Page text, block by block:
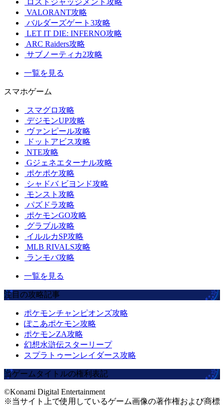
VALORANT攻略
バルダーズゲート3攻略
LET IT DIE: INFERNO攻略
ARC Raiders攻略
サブノーティカ2攻略
一覧を見る
スマホゲーム
スマグロ攻略
デジモンUP攻略
ヴァンピール攻略
ドットアビス攻略
NTE攻略
Gジェネエターナル攻略
ポケポケ攻略
シャドバ ビヨンド攻略
モンスト攻略
パズドラ攻略
ポケモンGO攻略
グラブル攻略
イルルカSP攻略
MLB RIVALS攻略
ランモバ攻略
一覧を見る
注目の攻略記事
ポケモンチャンピオンズ攻略
ぽこあポケモン攻略
ポケモンZA攻略
幻想水滸伝スターリープ
スプラトゥーンレイダース攻略
当ゲームタイトルの権利表記
©Konami Digital Entertainment
※当サイト上で使用しているゲーム画像の著作権および商標